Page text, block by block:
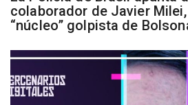
colaborador de Javier
“núcleo” golpista de